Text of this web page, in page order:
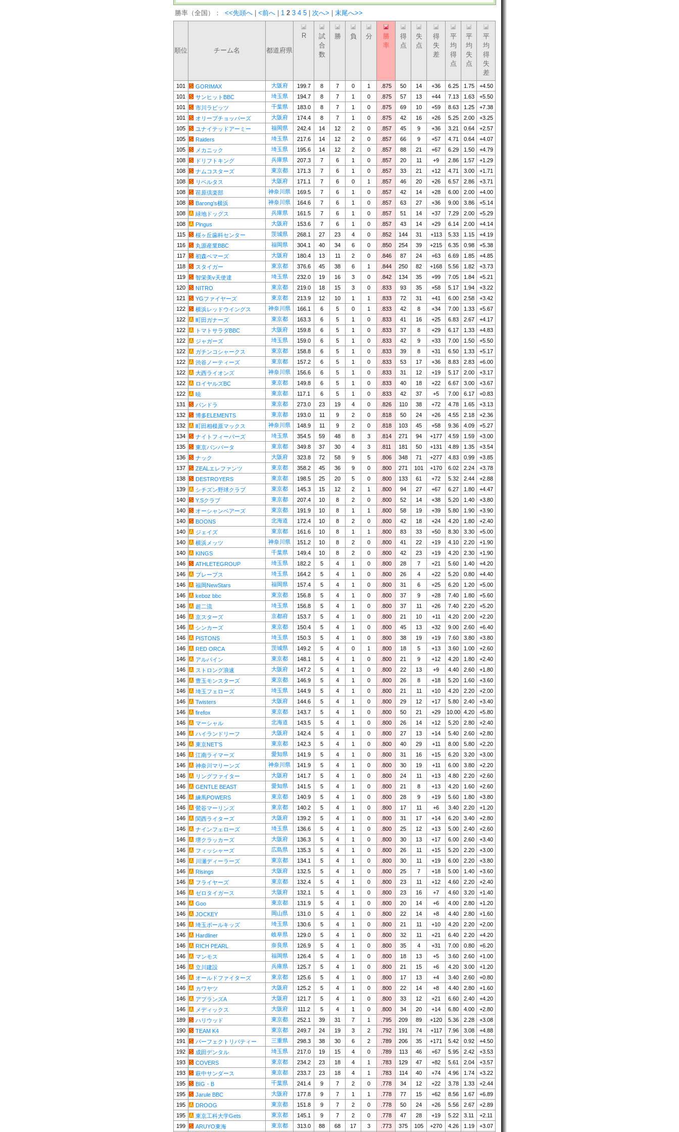
勝率（全国）： <<先頭へ <前へ 1 2 3 4 5 次へ> 末尾へ>>
順位 チーム名 都道府県
R
試
合
数
勝 負 分
勝
率
得
点
失
点
得
失
差
平
均
得
点
平
均
失
点
平
均
得
失
差
101 GORIMAX 大阪府 199.7 8 7 0 1 .875 50 14 +36 6.25 1.75
+4.50
101
サンヒットBBC 埼玉県 194.7 8 7 1 0 .875 57 13 +44 7.13 1.63
+5.50
101
市川ラビッツ 千葉県 183.0 8 7 1 0 .875 69 10 +59 8.63 1.25
+7.38
101
オリーブチョッパーズ 大阪府 174.4 8 7 1 0 .875 42 16 +26 5.25 2.00
+3.25
105
ユナイテッドアーミー 福岡県 242.4 14 12 2 0 .857 45 9 +36 3.21 0.64
+2.57
105
Raiders 埼玉県 217.6 14 12 2 0 .857 66 9 +57 4.71 0.64
+4.07
105
メカニック 埼玉県 195.6 14 12 2 0 .857 88 21 +67 6.29 1.50
+4.79
108
ドリフトキング 兵庫県 207.3 7 6 1 0 .857 20 11 +9 2.86 1.57
+1.29
108
ナムコスターズ 東京都 171.3 7 6 1 0 .857 33 21 +12 4.71 3.00
+1.71
108
リベルタス 大阪府 171.1 7 6 0 1 .857 46 20 +26 6.57 2.86
+3.71
108
荏原倶楽部 神奈川県 169.5 7 6 1 0 .857 42 14 +28 6.00 2.00
+4.00
108
Barong's横浜 神奈川県 164.6 7 6 1 0 .857 63 27 +36 9.00 3.86
+5.14
108
緑地ドッグス 兵庫県 161.5 7 6 1 0 .857 51 14 +37 7.29 2.00
+5.29
108
Pingus 大阪府 153.6 7 6 1 0 .857 43 14 +29 6.14 2.00
+4.14
115
桜ヶ丘歯科センター 茨城県 268.1 27 23 4 0 .852 144 31 +113 5.33 1.15
+4.19
116
丸源産業BBC 福岡県 304.1 40 34 6 0 .850 254 39 +215 6.35 0.98
+5.38
117
初森ベマーズ 大阪府 180.4 13 11 2 0 .846 87 24 +63 6.69 1.85
+4.85
118
スタイガー 東京都 376.6 45 38 6 1 .844 250 82 +168 5.56 1.82
+3.73
119
智栄美v天使達 埼玉県 232.0 19 16 3 0 .842 134 35 +99 7.05 1.84
+5.21
120
NITRO 東京都 219.0 18 15 3 0 .833 93 35 +58 5.17 1.94
+3.22
121
YGファイヤーズ 東京都 213.9 12 10 1 1 .833 72 31 +41 6.00 2.58
+3.42
122
横浜レッドウイングス 神奈川県 166.1 6 5 0 1 .833 42 8 +34 7.00 1.33
+5.67
122
町田ガナーズ 東京都 163.3 6 5 1 0 .833 41 16 +25 6.83 2.67
+4.17
122
トマトサラダBBC 大阪府 159.8 6 5 1 0 .833 37 8 +29 6.17 1.33
+4.83
122
ジャガーズ 埼玉県 159.0 6 5 1 0 .833 42 9 +33 7.00 1.50
+5.50
122
ガチンコシャークス 東京都 158.8 6 5 1 0 .833 39 8 +31 6.50 1.33
+5.17
122
渋谷ノーティーズ 東京都 157.2 6 5 1 0 .833 53 17 +36 8.83 2.83
+6.00
122
大西ライオンズ 神奈川県 156.6 6 5 1 0 .833 31 12 +19 5.17 2.00
+3.17
122
ロイヤルズBC 東京都 149.8 6 5 1 0 .833 40 18 +22 6.67 3.00
+3.67
122
暁 東京都 117.1 6 5 1 0 .833 42 37 +5 7.00 6.17
+0.83
131
パンドラ 東京都 273.0 23 19 4 0 .826 110 38 +72 4.78 1.65
+3.13
132
博多ELEMENTS 東京都 193.0 11 9 2 0 .818 50 24 +26 4.55 2.18
+2.36
132
町田相模原マックス 神奈川県 148.9 11 9 2 0 .818 103 45 +58 9.36 4.09
+5.27
134
ナイトフィーバーズ 埼玉県 354.5 59 48 8 3 .814 271 94 +177 4.59 1.59
+3.00
135
東京バンバータ 東京都 349.8 37 30 4 3 .811 181 50 +131 4.89 1.35
+3.54
136
ナック 大阪府 323.8 72 58 9 5 .806 348 71 +277 4.83 0.99
+3.85
137
ZEALエレファンツ 東京都 358.2 45 36 9 0 .800 271 101 +170 6.02 2.24
+3.78
138
DESTROYERS 東京都 198.5 25 20 5 0 .800 133 61 +72 5.32 2.44
+2.88
139
シチズン野球クラブ 東京都 145.3 15 12 2 1 .800 94 27 +67 6.27 1.80
+4.47
140
Y.Sクラブ 東京都 207.4 10 8 2 0 .800 52 14 +38 5.20 1.40
+3.80
140
オーシャンベアーズ 東京都 191.9 10 8 1 1 .800 58 19 +39 5.80 1.90
+3.90
140
BOONS 北海道 172.4 10 8 2 0 .800 42 18 +24 4.20 1.80
+2.40
140
ジェイズ 東京都 161.6 10 8 1 1 .800 83 33 +50 8.30 3.30
+5.00
140
横浜メッツ 神奈川県 151.2 10 8 2 0 .800 41 22 +19 4.10 2.20
+1.90
140
KINGS 千葉県 149.4 10 8 2 0 .800 42 23 +19 4.20 2.30
+1.90
146
ATHLETEGROUP 埼玉県 182.2 5 4 1 0 .800 28 7 +21 5.60 1.40
+4.20
146
ブレーブス 埼玉県 164.2 5 4 1 0 .800 26 4 +22 5.20 0.80
+4.40
146
福岡NewStars 福岡県 157.4 5 4 1 0 .800 31 6 +25 6.20 1.20
+5.00
146
keboz bbc 東京都 156.8 5 4 1 0 .800 37 9 +28 7.40 1.80
+5.60
146
超二流 埼玉県 156.8 5 4 1 0 .800 37 11 +26 7.40 2.20
+5.20
146
京スターズ 京都府 153.7 5 4 1 0 .800 21 10 +11 4.20 2.00
+2.20
146
シンカーズ 東京都 150.4 5 4 1 0 .800 45 13 +32 9.00 2.60
+6.40
146
PISTONS 埼玉県 150.3 5 4 1 0 .800 38 19 +19 7.60 3.80
+3.80
146
RED ORCA 茨城県 149.2 5 4 0 1 .800 18 5 +13 3.60 1.00
+2.60
146
アルパイン 東京都 148.1 5 4 1 0 .800 21 9 +12 4.20 1.80
+2.40
146
ストロング浪速 大阪府 147.2 5 4 1 0 .800 22 13 +9 4.40 2.60
+1.80
146
豊玉モンスターズ 東京都 146.9 5 4 1 0 .800 26 8 +18 5.20 1.60
+3.60
146
埼玉フェローズ 埼玉県 144.9 5 4 1 0 .800 21 11 +10 4.20 2.20
+2.00
146
Twisters 大阪府 144.6 5 4 1 0 .800 29 12 +17 5.80 2.40
+3.40
146
firefox 東京都 143.7 5 4 1 0 .800 50 21 +29 10.00 4.20
+5.80
146
マーシャル 北海道 143.5 5 4 1 0 .800 26 14 +12 5.20 2.80
+2.40
146
ハイランドリーフ 大阪府 142.4 5 4 1 0 .800 27 13 +14 5.40 2.60
+2.80
146
東京NET'S 東京都 142.3 5 4 1 0 .800 40 29 +11 8.00 5.80
+2.20
146
江南ライマーズ 愛知県 141.9 5 4 1 0 .800 31 16 +15 6.20 3.20
+3.00
146
神奈川マリーンズ 神奈川県 141.9 5 4 1 0 .800 30 19 +11 6.00 3.80
+2.20
146
リングファイター 大阪府 141.7 5 4 1 0 .800 24 11 +13 4.80 2.20
+2.60
146
GENTLE BEAST 愛知県 141.5 5 4 1 0 .800 21 8 +13 4.20 1.60
+2.60
146
練馬POWERS 東京都 140.9 5 4 1 0 .800 28 9 +19 5.60 1.80
+3.80
146
鶯谷マーリンズ 東京都 140.2 5 4 1 0 .800 17 11 +6 3.40 2.20
+1.20
146
関西ライターズ 大阪府 139.2 5 4 1 0 .800 31 17 +14 6.20 3.40
+2.80
146
ナインフェローズ 埼玉県 136.6 5 4 1 0 .800 25 12 +13 5.00 2.40
+2.60
146
堺クラッカーズ 大阪府 136.3 5 4 1 0 .800 30 13 +17 6.00 2.60
+3.40
146
フィッシャーズ 広島県 135.3 5 4 1 0 .800 26 11 +15 5.20 2.20
+3.00
146
川瀬ディーラーズ 東京都 134.1 5 4 1 0 .800 30 11 +19 6.00 2.20
+3.80
146
Risings 大阪府 132.5 5 4 1 0 .800 25 7 +18 5.00 1.40
+3.60
146
フライヤーズ 東京都 132.4 5 4 1 0 .800 23 11 +12 4.60 2.20
+2.40
146
ゼロタイガース 大阪府 132.1 5 4 1 0 .800 23 16 +7 4.60 3.20
+1.40
146
Goo 東京都 131.9 5 4 1 0 .800 20 14 +6 4.00 2.80
+1.20
146
JOCKEY 岡山県 131.0 5 4 1 0 .800 22 14 +8 4.40 2.80
+1.60
146
埼玉ボールキッズ 埼玉県 130.6 5 4 1 0 .800 21 11 +10 4.20 2.20
+2.00
146
Hardliner 岐阜県 129.0 5 4 1 0 .800 32 11 +21 6.40 2.20
+4.20
146
RICH PEARL 奈良県 126.9 5 4 1 0 .800 35 4 +31 7.00 0.80
+6.20
146
マンモス 福岡県 126.4 5 4 1 0 .800 18 13 +5 3.60 2.60
+1.00
146
立川建設 兵庫県 125.7 5 4 1 0 .800 21 15 +6 4.20 3.00
+1.20
146
オールドファイターズ 東京都 125.6 5 4 1 0 .800 17 13 +4 3.40 2.60
+0.80
146
カワヤツ 大阪府 125.2 5 4 1 0 .800 22 14 +8 4.40 2.80
+1.60
146
アプランズA 大阪府 121.7 5 4 1 0 .800 33 12 +21 6.60 2.40
+4.20
146
メディックス 大阪府 111.2 5 4 1 0 .800 34 20 +14 6.80 4.00
+2.80
189
ハリウッド 東京都 252.1 39 31 7 1 .795 209 89 +120 5.36 2.28
+3.08
190
TEAM K4 東京都 249.7 24 19 3 2 .792 191 74 +117 7.96 3.08
+4.88
191
パーフェクトリバティー 三重県 298.3 38 30 6 2 .789 206 35 +171 5.42 0.92
+4.50
192
成田デンタル 埼玉県 217.0 19 15 4 0 .789 113 46 +67 5.95 2.42
+3.53
193
COVERS 東京都 234.2 23 18 4 1 .783 129 47 +82 5.61 2.04
+3.57
193
萩中サンダース 東京都 233.7 23 18 4 1 .783 114 40 +74 4.96 1.74
+3.22
195
BIG・B 千葉県 241.4 9 7 2 0 .778 34 12 +22 3.78 1.33
+2.44
195
Jarule BBC 大阪府 177.8 9 7 1 1 .778 77 15 +62 8.56 1.67
+6.89
195
DROOG 東京都 151.8 9 7 2 0 .778 50 24 +26 5.56 2.67
+2.89
195
東京工科大学Gets 東京都 145.1 9 7 2 0 .778 47 28 +19 5.22 3.11
+2.11
199
ARUYO東海 東京都 313.0 88 68 17 3 .773 375 105 +270 4.26 1.19 +3.07